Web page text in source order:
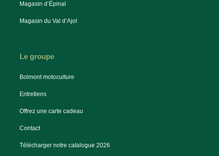
Magasin d’Épinal
Magasin du Val d’Ajol
Le groupe
Bolmont motoculture
Entretiens
Offrez une carte cadeau
Contact
Télécharger notre catalogue 2026